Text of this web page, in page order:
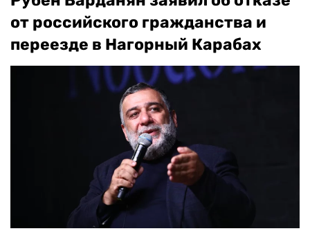
от российского гражданства и
переезде в Нагорный Карабах